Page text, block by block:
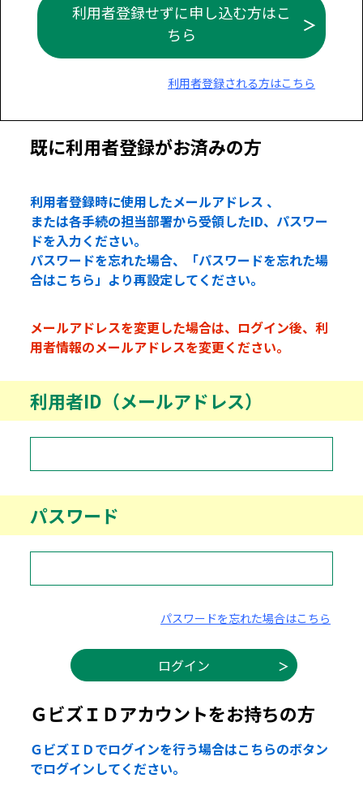
利用者登録せずに申し込む方はこ
ちら
利用者登録される方はこちら
既に利用者登録がお済みの方
利用者登録時に使用したメールアドレス 、
または各手続の担当部署から受領したID、パスワー
ドを入力ください。
パスワードを忘れた場合、「パスワードを忘れた場
合はこちら」より再設定してください。
メールアドレスを変更した場合は、ログイン後、利
用者情報のメールアドレスを変更ください。
利用者ID（メールアドレス）
パスワード
パスワードを忘れた場合はこちら
ＧビズＩＤアカウントをお持ちの方
ＧビズＩＤでログインを行う場合はこちらのボタン
でログインしてください。